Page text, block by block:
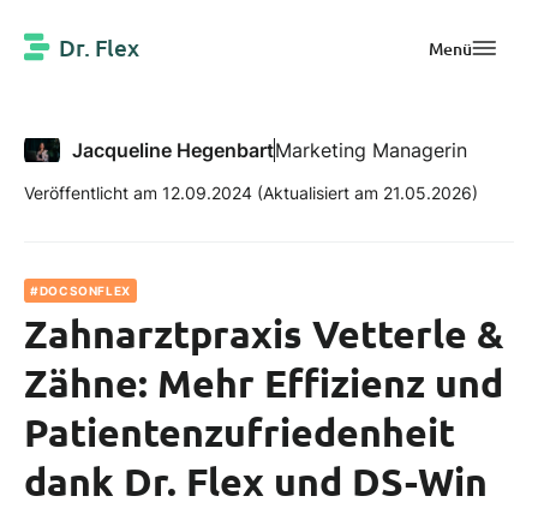
Dr. Flex Menü
Jacqueline HegenbartMarketing Managerin
Veröffentlicht am 12.09.2024 (Aktualisiert am 21.05.2026)
#DOCSONFLEX
Zahnarztpraxis Vetterle &
Zähne: Mehr Effizienz und
Patientenzufriedenheit
dank Dr. Flex und DS-Win